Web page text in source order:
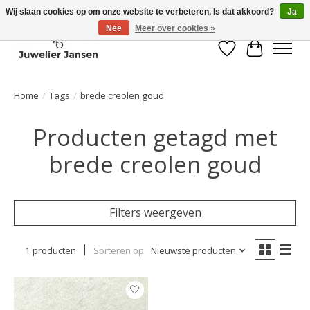
Verlanglijst
Home / Tags / brede creolen goud
Producten getagd met
brede creolen goud
Filters weergeven
1 producten Sorteren op Nieuwste producten
Wij slaan cookies op om onze website te verbeteren. Is dat akkoord?
Ja
Nee
Meer over cookies »